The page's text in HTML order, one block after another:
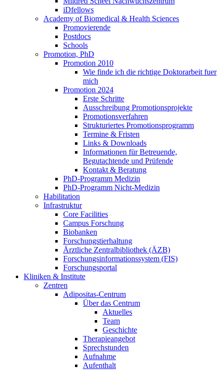
iDfellows
Academy of Biomedical & Health Sciences
Promovierende
Postdocs
Schools
Promotion, PhD
Promotion 2010
Wie finde ich die richtige Doktorarbeit fuer
mich
Promotion 2024
Erste Schritte
Ausschreibung Promotionsprojekte
Promotionsverfahren
Strukturiertes Promotionsprogramm
Termine & Fristen
Links & Downloads
Informationen für Betreuende,
Begutachtende und Prüfende
Kontakt & Beratung
PhD-Programm Medizin
PhD-Programm Nicht-Medizin
Habilitation
Infrastruktur
Core Facilities
Campus Forschung
Biobanken
Forschungstierhaltung
Ärztliche Zentralbibliothek (ÄZB)
Forschungsinformationssystem (FIS)
Forschungsportal
Kliniken & Institute
Zentren
Adipositas-Centrum
Über das Centrum
Aktuelles
Team
Geschichte
Therapieangebot
Sprechstunden
Aufnahme
Aufenthalt